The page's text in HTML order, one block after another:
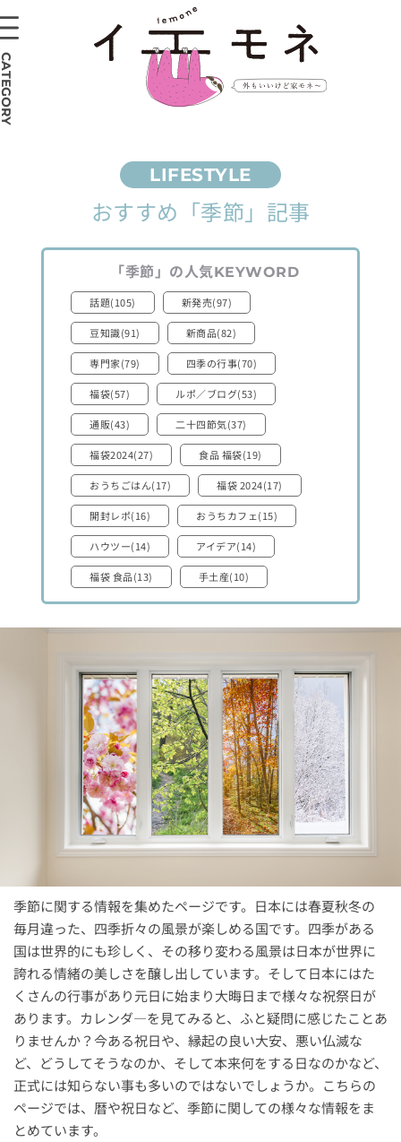
おすすめ 「季節」 記事
「季節」 の人気KEYWORD
話題(105) 新発売(97)
豆知識(91) 新商品(82)
専門家(79) 四季の行事(70)
福袋(57) ルポ／ブログ(53)
通販(43) 二十四節気(37)
福袋2024(27) 食品 福袋(19)
おうちごはん(17) 福袋 2024(17)
開封レポ(16) おうちカフェ(15)
ハウツー(14) アイデア(14)
福袋 食品(13) 手土産(10)
季節に関する情報を集めたページです。日本には春夏秋冬の
毎月違った、四季折々の風景が楽しめる国です。四季がある
国は世界的にも珍しく、その移り変わる風景は日本が世界に
誇れる情緒の美しさを醸し出しています。そして日本にはた
くさんの行事があり元日に始まり大晦日まで様々な祝祭日が
あります。カレンダ―を見てみると、ふと疑問に感じたことあ
りませんか？今ある祝日や、縁起の良い大安、悪い仏滅な
ど、どうしてそうなのか、そして本来何をする日なのかなど、
正式には知らない事も多いのではないでしょうか。こちらの
ページでは、暦や祝日など、季節に関しての様々な情報をま
とめています。